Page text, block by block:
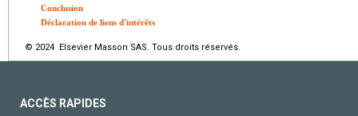
Conclusion
Déclaration de liens d'intérêts
© 2024 Elsevier Masson SAS. Tous droits réservés.
ACCÈS RAPIDES